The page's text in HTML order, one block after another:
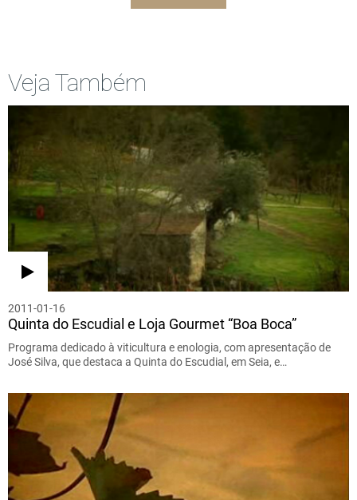
Veja Também
2011-01-16
Quinta do Escudial e Loja Gourmet “Boa Boca”
Programa dedicado à viticultura e enologia, com apresentação de
José Silva, que destaca a Quinta do Escudial, em Seia, e…